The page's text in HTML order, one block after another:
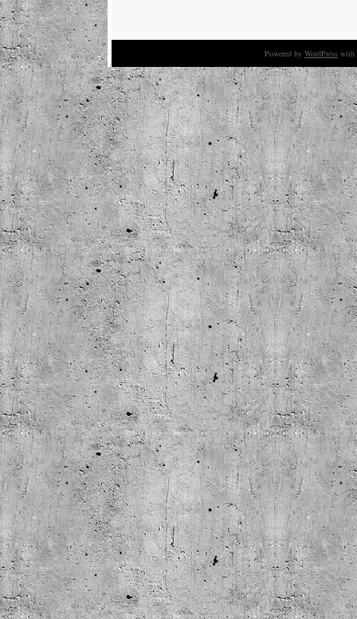
Powered by WordPress with